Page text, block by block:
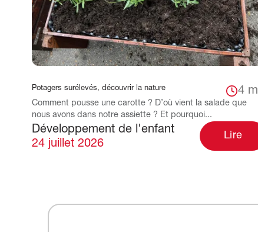
Potagers surélevés, découvrir la nature 4
Comment pousse une carotte ? D’où vient la salade que
nous avons dans notre assiette ? Et pourquoi...
Développement de l'enfant
24 juillet 2026
Lire